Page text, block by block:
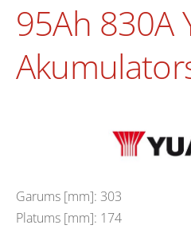
95Ah 830A
Garums [mm]: 303
Platums [mm]: 174